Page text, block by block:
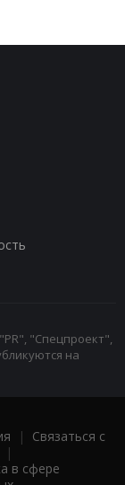
"Спецпроект",
на
| Связаться с
|
в сфере